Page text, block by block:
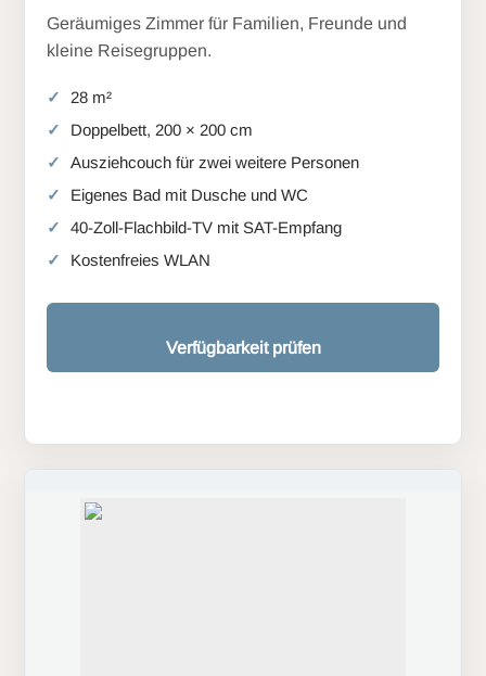
Geräumiges Zimmer für Familien, Freunde und
kleine Reisegruppen.
28 m²
Doppelbett, 200 × 200 cm
Ausziehcouch für zwei weitere Personen
Eigenes Bad mit Dusche und WC
40-Zoll-Flachbild-TV mit SAT-Empfang
Kostenfreies WLAN
Verfügbarkeit prüfen